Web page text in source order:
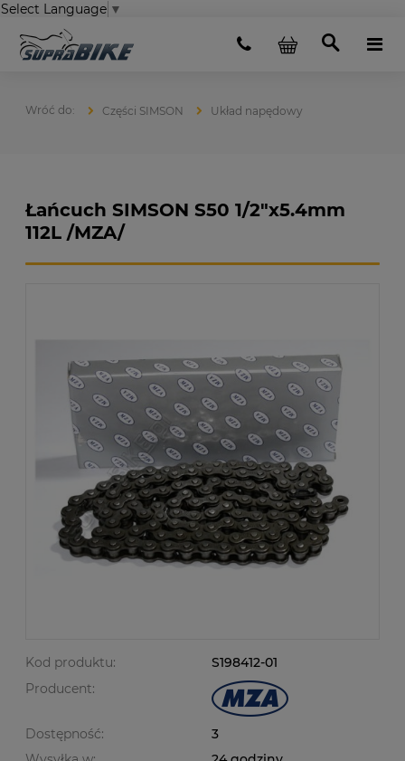
Select Language ▼
Części SIMSON Układ napędowy
Łańcuch SIMSON S50 1/2"x5.4mm
112L /MZA/
Kod produktu:
S198412-01
Producent:
Dostępność:
3